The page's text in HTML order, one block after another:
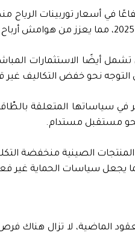
أيضًا الاستثمارات
نحو خفض التكاليف
في سياساتها المتعلقة
مستقبل مستدام.
الصينية منخفضة
يجعل سياسات الحماية غير
الماضية، لا تزال هناك